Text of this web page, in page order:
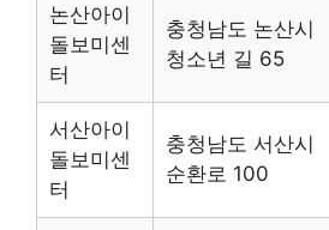
논산아이
돌보미센
터
충청남도 논산시
청소년 길 65
서산아이
돌보미센
터
충청남도 서산시
순환로 100